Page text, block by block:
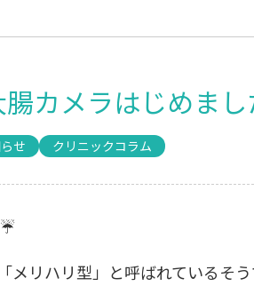
カメラはじめまし
せ クリニックコラム
メリハリ型」と呼ばれているそう